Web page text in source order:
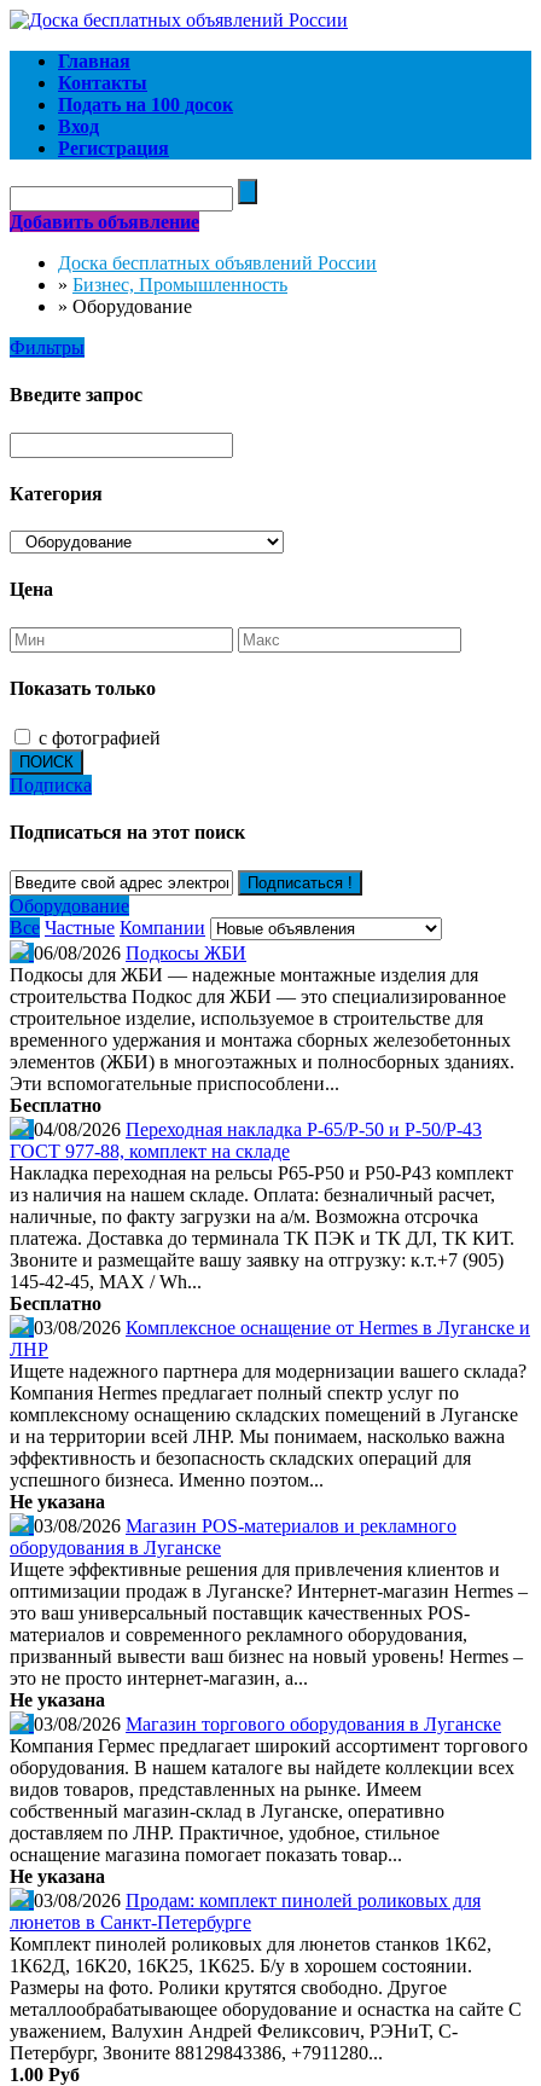
Главная
Контакты
Подать на 100 досок
Вход
Регистрация
Добавить объявление
Доска бесплатных объявлений России
» Бизнес, Промышленность
» Оборудование
Фильтры
Введите запрос
Категория
Цена
Показать только
с фотографией
ПОИСК
Подписка
Подписаться на этот поиск
Подписаться !
Оборудование
Все Частные Компании
06/08/2026 Подкосы ЖБИ
Подкосы для ЖБИ — надежные монтажные изделия для
строительства Подкос для ЖБИ — это специализированное
строительное изделие, используемое в строительстве для
временного удержания и монтажа сборных железобетонных
элементов (ЖБИ) в многоэтажных и полносборных зданиях.
Эти вспомогательные приспособлени...
Бесплатно
04/08/2026 Переходная накладка Р-65/Р-50 и Р-50/Р-43
ГОСТ 977-88, комплект на складе
Накладка переходная на рельсы Р65-Р50 и Р50-Р43 комплект
из наличия на нашем складе. Оплата: безналичный расчет,
наличные, по факту загрузки на а/м. Возможна отсрочка
платежа. Доставка до терминала ТК ПЭК и ТК ДЛ, ТК КИТ.
Звоните и размещайте вашу заявку на отгрузку: к.т.+7 (905)
145-42-45, MAX / Wh...
Бесплатно
03/08/2026 Комплексное оснащение от Hermes в Луганске и
ЛНР
Ищете надежного партнера для модернизации вашего склада?
Компания Hermes предлагает полный спектр услуг по
комплексному оснащению складских помещений в Луганске
и на территории всей ЛНР. Мы понимаем, насколько важна
эффективность и безопасность складских операций для
успешного бизнеса. Именно поэтом...
Не указана
03/08/2026 Магазин POS-материалов и рекламного
оборудования в Луганске
Ищете эффективные решения для привлечения клиентов и
оптимизации продаж в Луганске? Интернет-магазин Hermes –
это ваш универсальный поставщик качественных POS-
материалов и современного рекламного оборудования,
призванный вывести ваш бизнес на новый уровень! Hermes –
это не просто интернет-магазин, а...
Не указана
03/08/2026 Магазин торгового оборудования в Луганске
Компания Гермес предлагает широкий ассортимент торгового
оборудования. В нашем каталоге вы найдете коллекции всех
видов товаров, представленных на рынке. Имеем
собственный магазин-склад в Луганске, оперативно
доставляем по ЛНР. Практичное, удобное, стильное
оснащение магазина помогает показать товар...
Не указана
03/08/2026 Продам: комплект пинолей роликовых для
люнетов в Санкт-Петербурге
Комплект пинолей роликовых для люнетов станков 1К62,
1К62Д, 16К20, 16К25, 1К625. Б/у в хорошем состоянии.
Размеры на фото. Ролики крутятся свободно. Другое
металлообрабатывающее оборудование и оснастка на сайте С
уважением, Валухин Андрей Феликсович, РЭНиТ, С-
Петербург, Звоните 88129843386, +7911280...
1.00 Руб